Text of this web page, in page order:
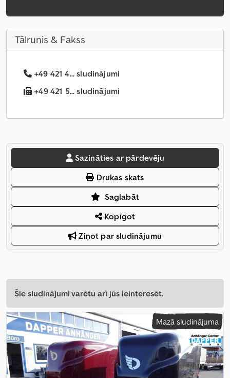
Tālrunis & Fakss
+49 421 4... sludinājumi
+49 421 5... sludinājumi
Sazināties ar pārdevēju
Drukas skats
Saglabāt
Kopīgot
Ziņot par sludinājumu
Šie sludinājumi varētu arī jūs ieinteresēt.
Mazā sludinājuma